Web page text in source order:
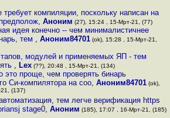
компиляции, поскольку написан на
,Аноним (27), 15:24 , 15-Мрт-21, (77)
идея конечно -- чем минималистичнее
тем ,Аноним84701 (ok), 15:28 , 15-Мрт-21,
модулей и применяемых ЯП - тем
, Lex(??), 20:48 , 15-Мрт-21, (134)
это проще, чем проверять бинарь
Си-компилятора на соо, Аноним84701(ok),
(137)
тем легче верификация https
stage0, Аноним (185), 17:07 , 16-Мрт-21, (185)